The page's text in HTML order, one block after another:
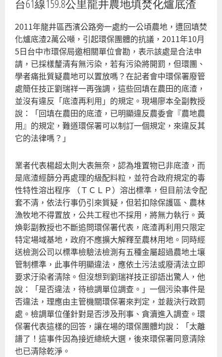
台61線159.8公里龍井農地填焚化爐底渣
2011年龍井區西濱公路旁一處約一公頃農地，遭回填焚
化爐底渣2萬公噸，引起環保團體的抗議，2011年10月
5日台中市環保局邀相關單位會勘，表示該處是合法申
請，已採樣釐清有無污染，若有污染將開罰，但環團、
學者痛批質疑農地可以置放嗎？在記者會中環保署廢管
處簡任技正劉瑞祥一再強調，這些回填在農田的底渣，
並沒有違反「底渣再利用」的規定。現場廖本全副教授
說：「回填在農田的底渣，已明顯違反農委會『農地農
用』的規定，難道環保署可以制訂一個規定，來違反其
它的法律嗎？」
業者代表楊超太則大表無奈，認為堆置物已非底渣，而
是底渣經篩分再處理的級配料粒，並符合政府規定的毒
性特性溶出程序 （ＴＣＬＰ）溶出標準，但目前法令配
套不清，依法行事仍引來質疑，但若扣除保護區、農林
漁牧地不得置放，公共工程也不採用，將無力執行。黃
煥彰副教授也不斷追問環保署代表，底渣再利用只限定
特定場域基地，政府不應擴大解釋至農林用地。同時經
送檢測公司以標準檢驗法檢測有五種金屬超過農地土壤
管制標準，此事件明顯違法，應依土污法或廢清法立即
要求汙染者清除。但沒想到劉瑞祥技正卻語出驚人，他
說：「是否違法，待檢調單位調查。」一個污染事件是
否違法，理應由主管機關環保署來判定，並裁決行政罰
處。檢調單位僅針對是否涉及刑事、貪瀆進入調查。環
保署代表這樣的回答，讓在場的環保團體均說：「太離
譜了！這事件因為接近總統大選，後來環保署同意清除
也已清除乾淨。